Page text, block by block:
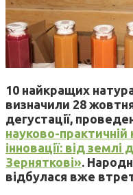
10 найкращих
визначили 28
дегустації,
науково-практичній
інновації: від
Зерняткові».
відбулася вже